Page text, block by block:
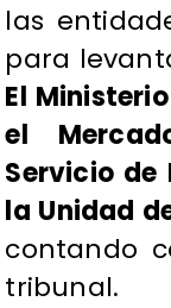
las
para
El
el
Servicio de
la Unidad
contando
tribunal.